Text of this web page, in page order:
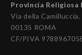
Provincia Religiosa
Via della Camilluccia,
00135 ROMA
CF/PIVA